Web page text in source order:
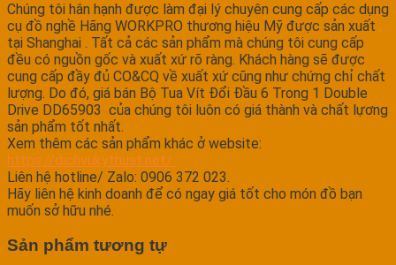
Chúng tôi hân hạnh được làm đại lý chuyên cung cấp các dụng
cụ đồ nghề Hãng WORKPRO thương hiệu Mỹ được sản xuất
tại Shanghai . Tất cả các sản phẩm mà chúng tôi cung cấp
đều có nguồn gốc và xuất xứ rõ ràng. Khách hàng sẽ được
cung cấp đầy đủ CO&CQ về xuất xứ cũng như chứng chỉ chất
lượng. Do đó, giá bán Bộ Tua Vít Đổi Đầu 6 Trong 1 Double
Drive DD65903 của chúng tôi luôn có giá thành và chất lựơng
sản phẩm tốt nhất.
Xem thêm các sản phẩm khác ở website:
https://dichvukythuat.net/
Liên hệ hotline/ Zalo: 0906 372 023.
Hãy liên hệ kinh doanh để có ngay giá tốt cho món đồ bạn
muốn sở hữu nhé.
Sản phẩm tương tự